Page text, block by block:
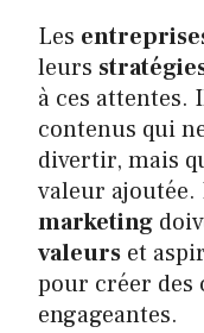
Les
leurs
à ces attentes.
contenus qui
divertir, mais
valeur ajoutée.
marketing
valeurs et
pour créer des
engageantes.